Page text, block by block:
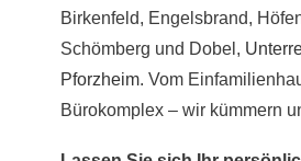
Birkenfeld, Engelsbrand,
Schömberg und Dobel,
Pforzheim. Vom
Bürokomplex – wir kümmern